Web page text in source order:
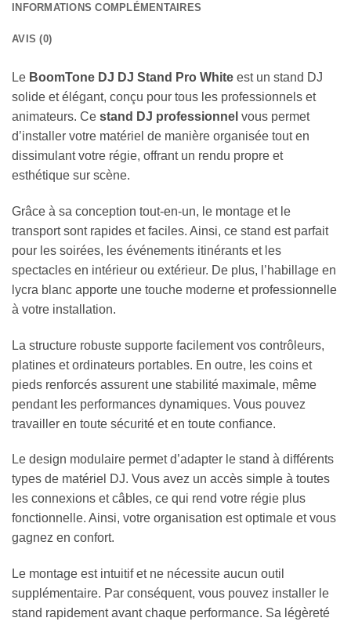
INFORMATIONS COMPLÉMENTAIRES
AVIS (0)
Le BoomTone DJ DJ Stand Pro White est un stand DJ
solide et élégant, conçu pour tous les professionnels et
animateurs. Ce stand DJ professionnel vous permet
d’installer votre matériel de manière organisée tout en
dissimulant votre régie, offrant un rendu propre et
esthétique sur scène.
Grâce à sa conception tout-en-un, le montage et le
transport sont rapides et faciles. Ainsi, ce stand est parfait
pour les soirées, les événements itinérants et les
spectacles en intérieur ou extérieur. De plus, l’habillage en
lycra blanc apporte une touche moderne et professionnelle
à votre installation.
La structure robuste supporte facilement vos contrôleurs,
platines et ordinateurs portables. En outre, les coins et
pieds renforcés assurent une stabilité maximale, même
pendant les performances dynamiques. Vous pouvez
travailler en toute sécurité et en toute confiance.
Le design modulaire permet d’adapter le stand à différents
types de matériel DJ. Vous avez un accès simple à toutes
les connexions et câbles, ce qui rend votre régie plus
fonctionnelle. Ainsi, votre organisation est optimale et vous
gagnez en confort.
Le montage est intuitif et ne nécessite aucun outil
supplémentaire. Par conséquent, vous pouvez installer le
stand rapidement avant chaque performance. Sa légèreté